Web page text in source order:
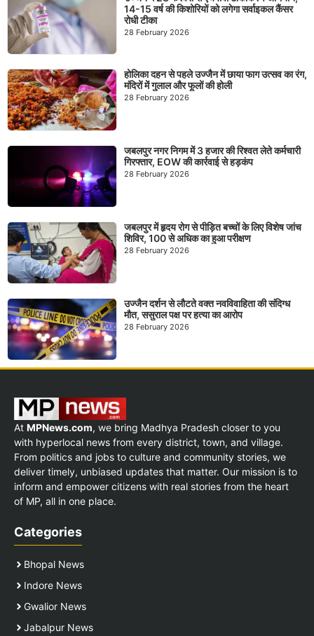
14-15 वर्ष की किशोरियों को लगेगा सर्वाइकल कैंसर
रोधी टीका
28 February 2026
होलिका दहन से पहले उज्जैन में छाया फाग उत्सव का रंग,
मंदिरों में गुलाल और फूलों की होली
28 February 2026
जबलपुर नगर निगम में 3 हजार की रिश्वत लेते कर्मचारी
गिरफ्तार, EOW की कार्रवाई से हड़कंप
28 February 2026
जबलपुर में हृदय रोग से पीड़ित बच्चों के लिए विशेष जांच
शिविर, 100 से अधिक का हुआ परीक्षण
28 February 2026
उज्जैन दर्शन से लौटते वक्त नवविवाहिता की संदिग्ध
मौत, ससुराल पक्ष पर हत्या का आरोप
28 February 2026
At MPNews.com, we bring Madhya Pradesh closer to you
with hyperlocal news from every district, town, and village.
From politics and jobs to culture and community stories, we
deliver timely, unbiased updates that matter. Our mission is to
inform and empower citizens with real stories from the heart
of MP, all in one place.
Categories
Bhopal News
Indore News
Gwalior News
Jabalpur News